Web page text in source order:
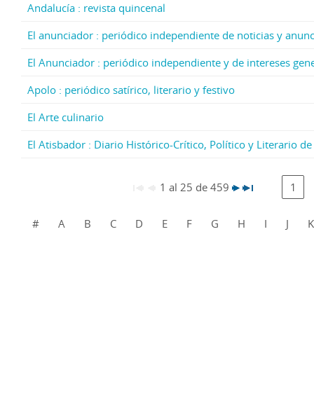
Andalucía : revista quincenal
El anunciador : periódico independiente de noticias y
El Anunciador : periódico independiente y de intereses
Apolo : periódico satírico, literario y festivo
El Arte culinario
El Atisbador : Diario Histórico-Crítico, Político y Literario
1 al 25 de 459 1
# A B C D E F G H I J K